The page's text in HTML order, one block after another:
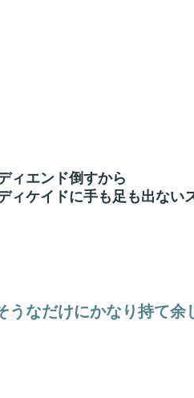
ィエンド倒すから
ィケイドに手も足も出ない
うなだけにかなり持て余